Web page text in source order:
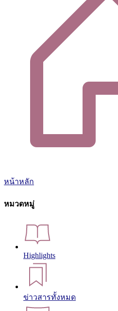
หน้าหลัก
หมวดหมู่
Highlights
ข่าวสารทั้งหมด